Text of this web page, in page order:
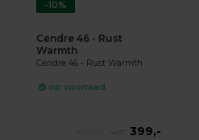
-10%
Cendre 46 - Rust
Warmth
Cendre 46 - Rust Warmth
op voorraad
399,-